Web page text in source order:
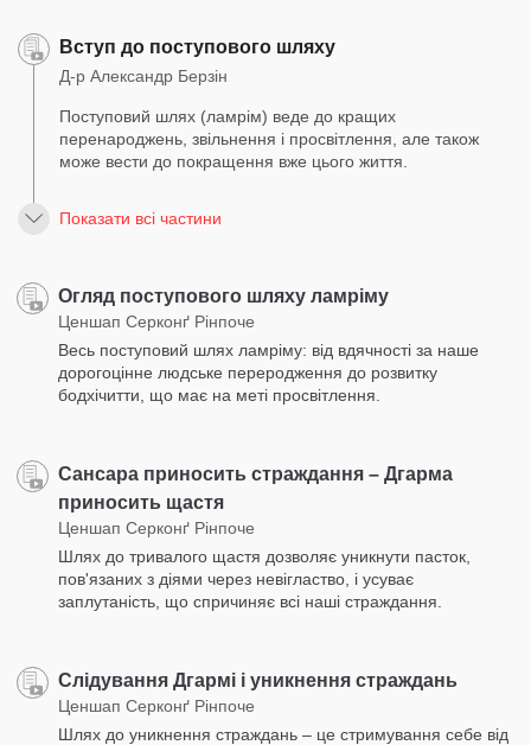
Вступ до поступового шляху
Д-р Александр Берзін
Поступовий шлях (ламрім) веде до кращих
перенароджень, звільнення і просвітлення, але також
може вести до покращення вже цього життя.
Показати всі частини
Огляд поступового шляху ламріму
Ценшап Серконґ Рінпоче
Весь поступовий шлях ламріму: від вдячності за наше
дорогоцінне людське переродження до розвитку
бодхічитти, що має на меті просвітлення.
Сансара приносить страждання – Дгарма
приносить щастя
Ценшап Серконґ Рінпоче
Шлях до тривалого щастя дозволяє уникнути пасток,
пов'язаних з діями через невігластво, і усуває
заплутаність, що спричиняє всі наші страждання.
Слідування Дгармі і уникнення страждань
Ценшап Серконґ Рінпоче
Шлях до уникнення страждань – це стримування себе від